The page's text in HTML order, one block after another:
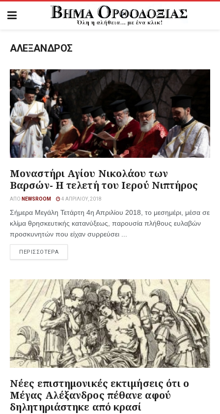
ΑΛΕΞΑΝΔΡΟΣ
Μοναστήρι Αγίου Νικολάου των
Βαρσών- Η τελετή του Ιερού Νιπτήρος
ΑΠΌ NEWSROOM 4 ΑΠΡΙΛΊΟΥ, 2018
Σήμερα Μεγάλη Τετάρτη 4η Απριλίου 2018, το μεσημέρι, μέσα σε
κλίμα θρησκευτικής κατανύξεως, παρουσία πλήθους ευλαβών
προσκυνητών που είχαν συρρεύσει ...
ΠΕΡΙΣΣΟΤΕΡΑ
Νέες επιστημονικές εκτιμήσεις ότι ο
Μέγας Αλέξανδρος πέθανε αφού
δηλητηριάστηκε από κρασί